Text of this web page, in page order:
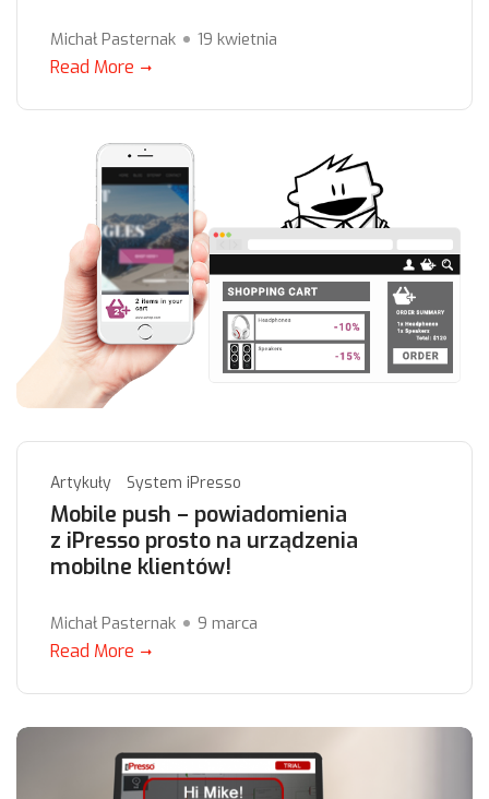
Michał Pasternak 19 kwietnia
Read More
Artykuły System iPresso
Mobile push – powiadomienia
z iPresso prosto na urządzenia
mobilne klientów!
Michał Pasternak 9 marca
Read More